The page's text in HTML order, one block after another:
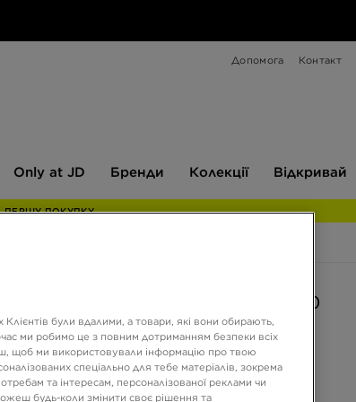
Допомога Контакт
JD
Only at JD Бренди Колекції Відкривай
ПЕРШУ ПОКУПКУ
NIKE AIR MAX 90
3699 ГРН
були вдалими, а товари, які вони обирають,
ми робимо це з повним дотриманням безпеки всіх
щоб ми використовували інформацію про твою
спеціально для тебе матеріалів, зокрема
та інтересам, персоналізованої реклами чи
будь-коли змінити своє рішення та